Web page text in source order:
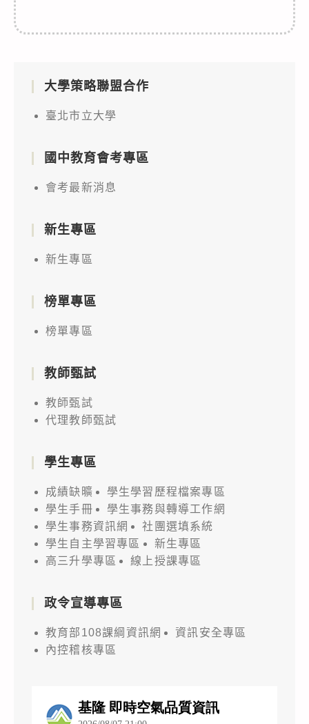
大學策略聯盟合作
臺北市立大學
國中教育會考專區
會考最新消息
新生專區
新生專區
榜單專區
榜單專區
教師甄試
教師甄試
代理教師甄試
學生專區
成績缺曠
學生學習歷程檔案專區
學生手冊
學生事務與轉導工作網
學生事務資訊網
社團選填系統
學生自主學習專區
新生專區
高三升學專區
線上授課專區
政令宣導專區
教育部108課綱資訊網
資訊安全專區
內控稽核專區